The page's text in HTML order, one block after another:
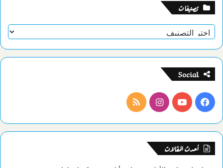
تصنيفات
تصنيفات
Social
فيسبوكيوتيوبانستقرامملخص
الموقع
أحدث المقالات